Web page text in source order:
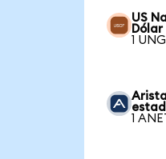
US
1
1